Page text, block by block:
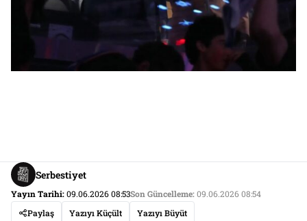
Serbestiyet
Yayın Tarihi:09.06.2026 08:53Son Güncelleme:09.06.2026 08:54
Paylaş
Yazıyı Küçült Yazıyı Büyüt